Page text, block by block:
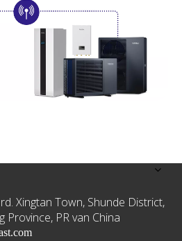
Xingtan Town, Shunde District,
Province, PR van China